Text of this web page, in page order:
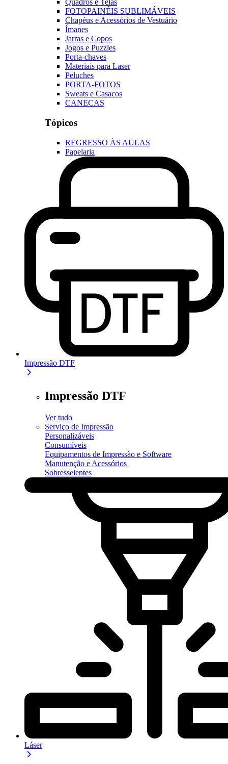
Quadros e Telas
FOTOPAINÉIS SUBLIMÁVEIS
Chapéus e Acessórios de Vestuário
Ímanes
Jarras e Copos
Jogos e Puzzles
Porta-chaves
Materiais para Laser
Peluches
PORTA-FOTOS
Sweats e Casacos
CANECAS
Tópicos
REGRESSO ÀS AULAS
Papelaria
Impressão DTF
Impressão DTF
Ver tudo
Serviço de Impressão
Personalizáveis
Consumíveis
Equipamentos de Impressão e Software
Manutenção e Acessórios
Sobresselentes
Láser